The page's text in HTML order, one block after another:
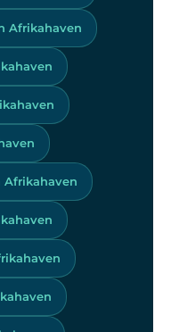
Afrikahaven
Afrikahaven